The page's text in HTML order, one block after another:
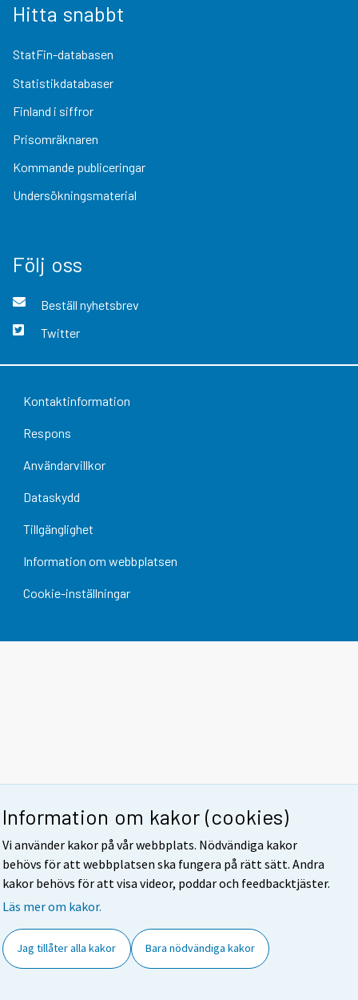
Information om kakor (cookies)
Vi använder kakor på vår webbplats. Nödvändiga kakor
behövs för att webbplatsen ska fungera på rätt sätt. Andra
kakor behövs för att visa videor, poddar och feedbacktjäster.
Läs mer om kakor.
Jag tillåter alla kakor Bara nödvändiga kakor
Hitta snabbt
StatFin-databasen
Statistikdatabaser
Finland i siffror
Prisomräknaren
Kommande publiceringar
Undersökningsmaterial
Följ oss
Beställ nyhetsbrev
Twitter
Kontaktinformation
Respons
Användarvillkor
Dataskydd
Tillgänglighet
Information om webbplatsen
Cookie-inställningar